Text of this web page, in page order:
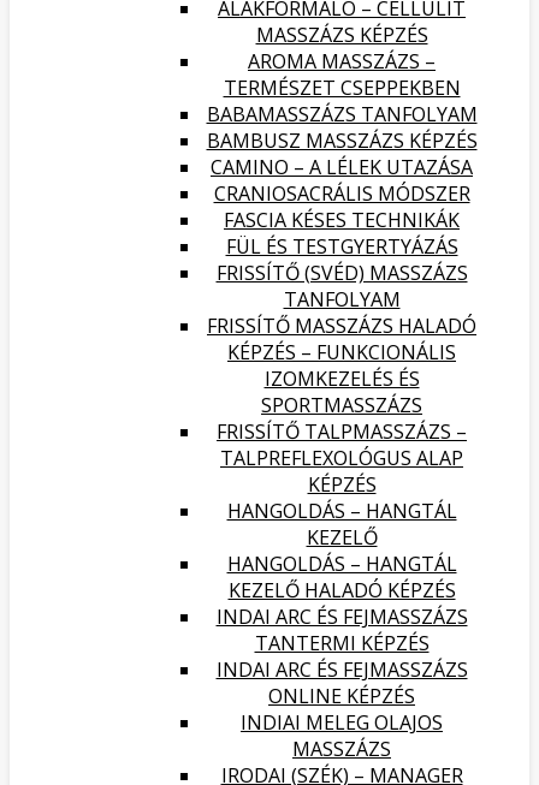
ALAKFORMÁLÓ – CELLULIT
MASSZÁZS KÉPZÉS
AROMA MASSZÁZS –
TERMÉSZET CSEPPEKBEN
BABAMASSZÁZS TANFOLYAM
BAMBUSZ MASSZÁZS KÉPZÉS
CAMINO – A LÉLEK UTAZÁSA
CRANIOSACRÁLIS MÓDSZER
FASCIA KÉSES TECHNIKÁK
FÜL ÉS TESTGYERTYÁZÁS
FRISSÍTŐ (SVÉD) MASSZÁZS
TANFOLYAM
FRISSÍTŐ MASSZÁZS HALADÓ
KÉPZÉS – FUNKCIONÁLIS
IZOMKEZELÉS ÉS
SPORTMASSZÁZS
FRISSÍTŐ TALPMASSZÁZS –
TALPREFLEXOLÓGUS ALAP
KÉPZÉS
HANGOLDÁS – HANGTÁL
KEZELŐ
HANGOLDÁS – HANGTÁL
KEZELŐ HALADÓ KÉPZÉS
INDAI ARC ÉS FEJMASSZÁZS
TANTERMI KÉPZÉS
INDAI ARC ÉS FEJMASSZÁZS
ONLINE KÉPZÉS
INDIAI MELEG OLAJOS
MASSZÁZS
IRODAI (SZÉK) – MANAGER